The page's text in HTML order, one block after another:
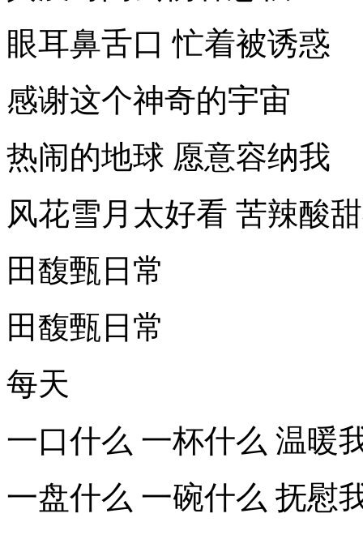
眼耳鼻舌口 忙着被诱惑
感谢这个神奇的宇宙
热闹的地球 愿意容纳我
风花雪月太好看 苦辣酸
田馥甄日常
田馥甄日常
每天
一口什么 一杯什么 温暖
一盘什么 一碗什么 抚慰